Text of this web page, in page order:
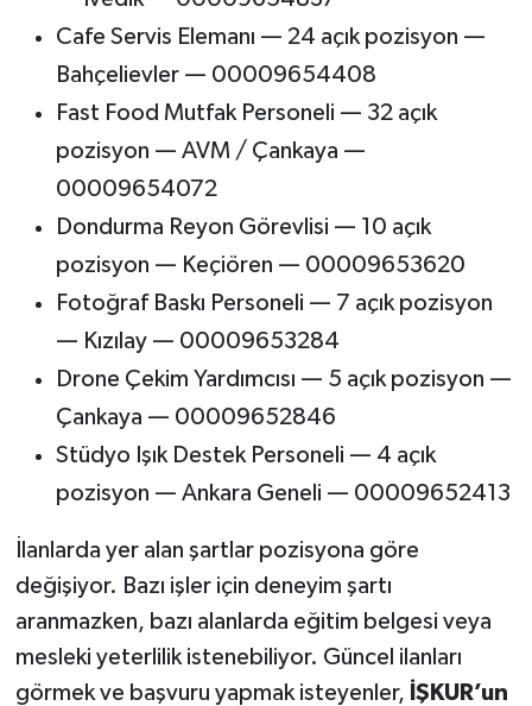
Cafe Servis Elemanı — 24 açık pozisyon —
Bahçelievler — 00009654408
Fast Food Mutfak Personeli — 32 açık
pozisyon — AVM / Çankaya —
00009654072
Dondurma Reyon Görevlisi — 10 açık
pozisyon — Keçiören — 00009653620
Fotoğraf Baskı Personeli — 7 açık pozisyon
— Kızılay — 00009653284
Drone Çekim Yardımcısı — 5 açık pozisyon —
Çankaya — 00009652846
Stüdyo Işık Destek Personeli — 4 açık
pozisyon — Ankara Geneli — 00009652413
İlanlarda yer alan şartlar pozisyona göre
değişiyor. Bazı işler için deneyim şartı
aranmazken, bazı alanlarda eğitim belgesi veya
mesleki yeterlilik istenebiliyor. Güncel ilanları
görmek ve başvuru yapmak isteyenler, İŞKUR’un